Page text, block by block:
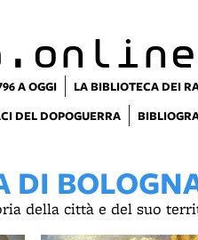
A OGGI LA BIBLIOTECA DEI
DEL DOPOGUERRA
DI
della città e del suo